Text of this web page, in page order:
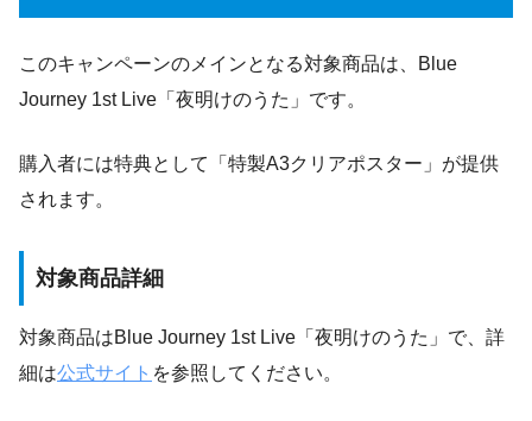
このキャンペーンのメインとなる対象商品は、Blue
Journey 1st Live「夜明けのうた」です。
購入者には特典として「特製A3クリアポスター」が提供
されます。
対象商品詳細
対象商品はBlue Journey 1st Live「夜明けのうた」で、詳
細は公式サイト を参照してください。